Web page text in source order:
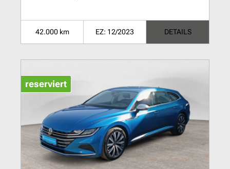
42.000 km EZ: 12/2023 DETAILS
reserviert